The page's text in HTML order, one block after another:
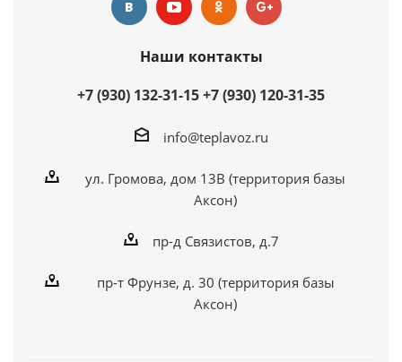
Наши контакты
+7 (930) 132-31-15+7 (930) 120-31-35
info@teplavoz.ru
ул. Громова, дом 13В (территория базы
Аксон)
пр-д Связистов, д.7
пр-т Фрунзе, д. 30 (территория базы
Аксон)